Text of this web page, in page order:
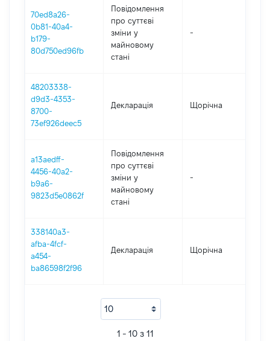
70ed8a26-
0b81-40a4-
b179-
80d750ed96fb
Повідомлення
про суттєві
зміни y
майновому
стані
-
48203338-
d9d3-4353-
8700-
73ef926deec5
Декларація Щорічна
a13aedff-
4456-40a2-
b9a6-
9823d5e0862f
Повідомлення
про суттєві
зміни y
майновому
стані
-
338140a3-
afba-4fcf-
a454-
ba86598f2f96
Декларація Щорічна
1 - 10 з 11